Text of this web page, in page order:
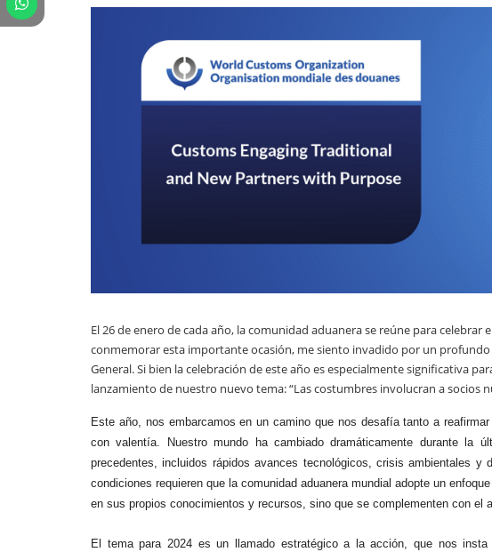
El 26 de enero de cada año, la comunidad aduanera se reúne para
conmemorar esta importante ocasión, me siento invadido por un
General. Si bien la celebración de este año es especialmente significativa
lanzamiento de nuestro nuevo tema: “Las costumbres involucran a socios
Este año, nos embarcamos en un camino que nos desafía tanto a reafirmar
convalentía. Nuestro mundo ha cambiado dramáticamente durante la
precedentes,incluidos rápidos avances tecnológicos, crisis ambientales y
condicionesrequieren que la comunidad aduanera mundial adopte un
en sus propios conocimientos y recursos, sino que se complementen con el
El tema para 2024 es un llamado estratégico a la acción, que nos